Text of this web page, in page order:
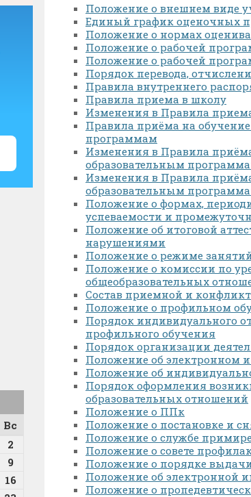
Положение о внешнем виде
Единый график оценочных
Положение о нормах
Положение о рабочей
Положение о рабочей
Порядок перевода,
Правила внутреннего
Правила приема в школу
Изменения в Правила приема
Правила приёма на
программам
Изменения в Правила
образовательным
Изменения в Правила
образовательным
Положение о формах,
успеваемости и
Положение об итоговой
нарушениями
Положение о режиме
Положение о комиссии по
общеобразовательных
Состав приемной и
Положение о профильном
Порядок индивидуального
профильного обучения
Порядок организации
Положение об электронном
Положение об
Порядок оформления
образовательных отношений
Положение о ППк
Положение о постановке и
Положение о службе
Положение о совете
Положение о порядке
Положение об электронной
Положение о
Вс
2
9
16